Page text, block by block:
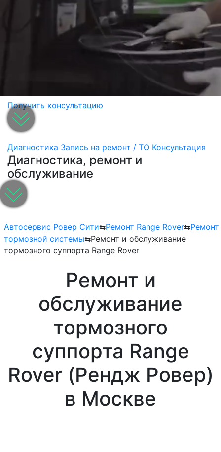
Получить консультацию
Диагностика Запись на ремонт / ТО Консультация
Диагностика, ремонт и
обслуживание
Автосервис Ровер Сити⇆Ремонт Range Rover⇆Ремонт
тормозной системы⇆Ремонт и обслуживание
тормозного суппорта Range Rover
Ремонт и
обслуживание
тормозного
суппорта Range
Rover (Рендж Ровер)
в Москве